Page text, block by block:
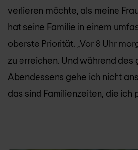
verlieren möchte, als meine
hat seine Familie in einem
oberste Priorität. „Vor 8 Uhr
zu erreichen. Und während des
Abendessens gehe ich nicht
das sind Familienzeiten, die ich